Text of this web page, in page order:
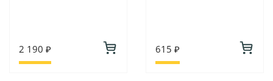
2 190 ₽ 615 ₽